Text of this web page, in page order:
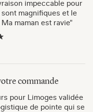
impeccable pour
magnifiques et le
maman est ravie"
commande
pour Limoges validée
de pointe qui se